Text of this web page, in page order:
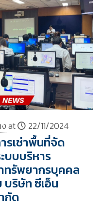
at 22/11/2024
รเช่าพื้นที่จัด
บบบริหาร
รัพยากรบุคคล
ริษัท ซีเอ็น
กัด